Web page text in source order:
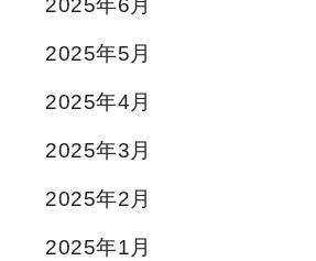
2025年6月
2025年5月
2025年4月
2025年3月
2025年2月
2025年1月